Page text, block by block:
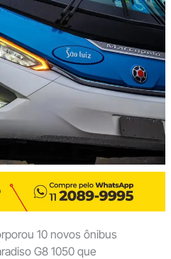
10 novos ônibus
G8 1050 que